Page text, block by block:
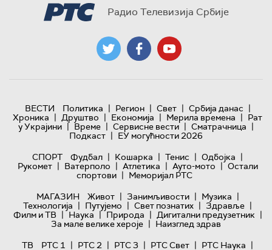
Радио Телевизија Србије
ВЕСТИ Политика | Регион | Свет | Србија данас |
Хроника | Друштво | Економија | Мерила времена | Рат
у Украјини | Време | Сервисне вести | Сматрачница |
Подкаст | ЕУ могућности 2026
СПОРТ
Фудбал | Кошарка | Тенис | Одбојка |
Рукомет | Ватерполо | Атлетика | Ауто-мото | Остали
спортови | Меморијал РТС
МАГАЗИН
Живот | Занимљивости | Музика |
Технологијa | Путујемо | Свет познатих | Здравље |
Филм и ТВ | Наука | Природа | Дигитални предузетник |
За мале велике хероје | Наизглед здрав
ТВ
РТС 1 | РТС 2 | РТС 3 | РТС Свет | РТС Наука |